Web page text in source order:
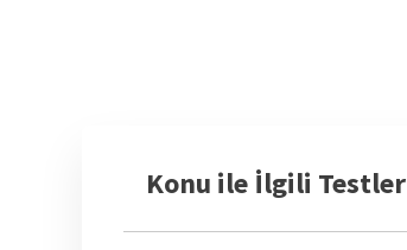
Konu ile İlgili Testler